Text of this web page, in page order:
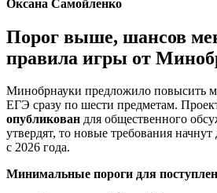
Оксана Самойленко
Порог выше, шансов
правила игры от
Минобрнауки предложило повысить
ЕГЭ сразу по шести предметам.
опубликован для общественного
утвердят, то новые требования начнут
с 2026 года.
Минимальные пороги для